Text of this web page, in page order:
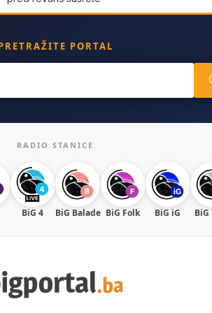
PORTAL
RADIO STANICE
BiG 4 BiG Balade BiG Folk BiG iG BiG